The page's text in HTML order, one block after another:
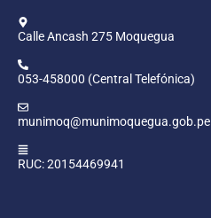
Calle Ancash 275 Moquegua
053-458000 (Central Telefónica)
munimoq@munimoquegua.gob.pe
RUC: 20154469941